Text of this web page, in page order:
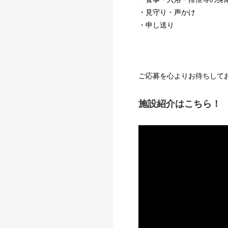
・見守り・声かけ
・申し送り
ご応募を心よりお待ちして
施設紹介はこちら！